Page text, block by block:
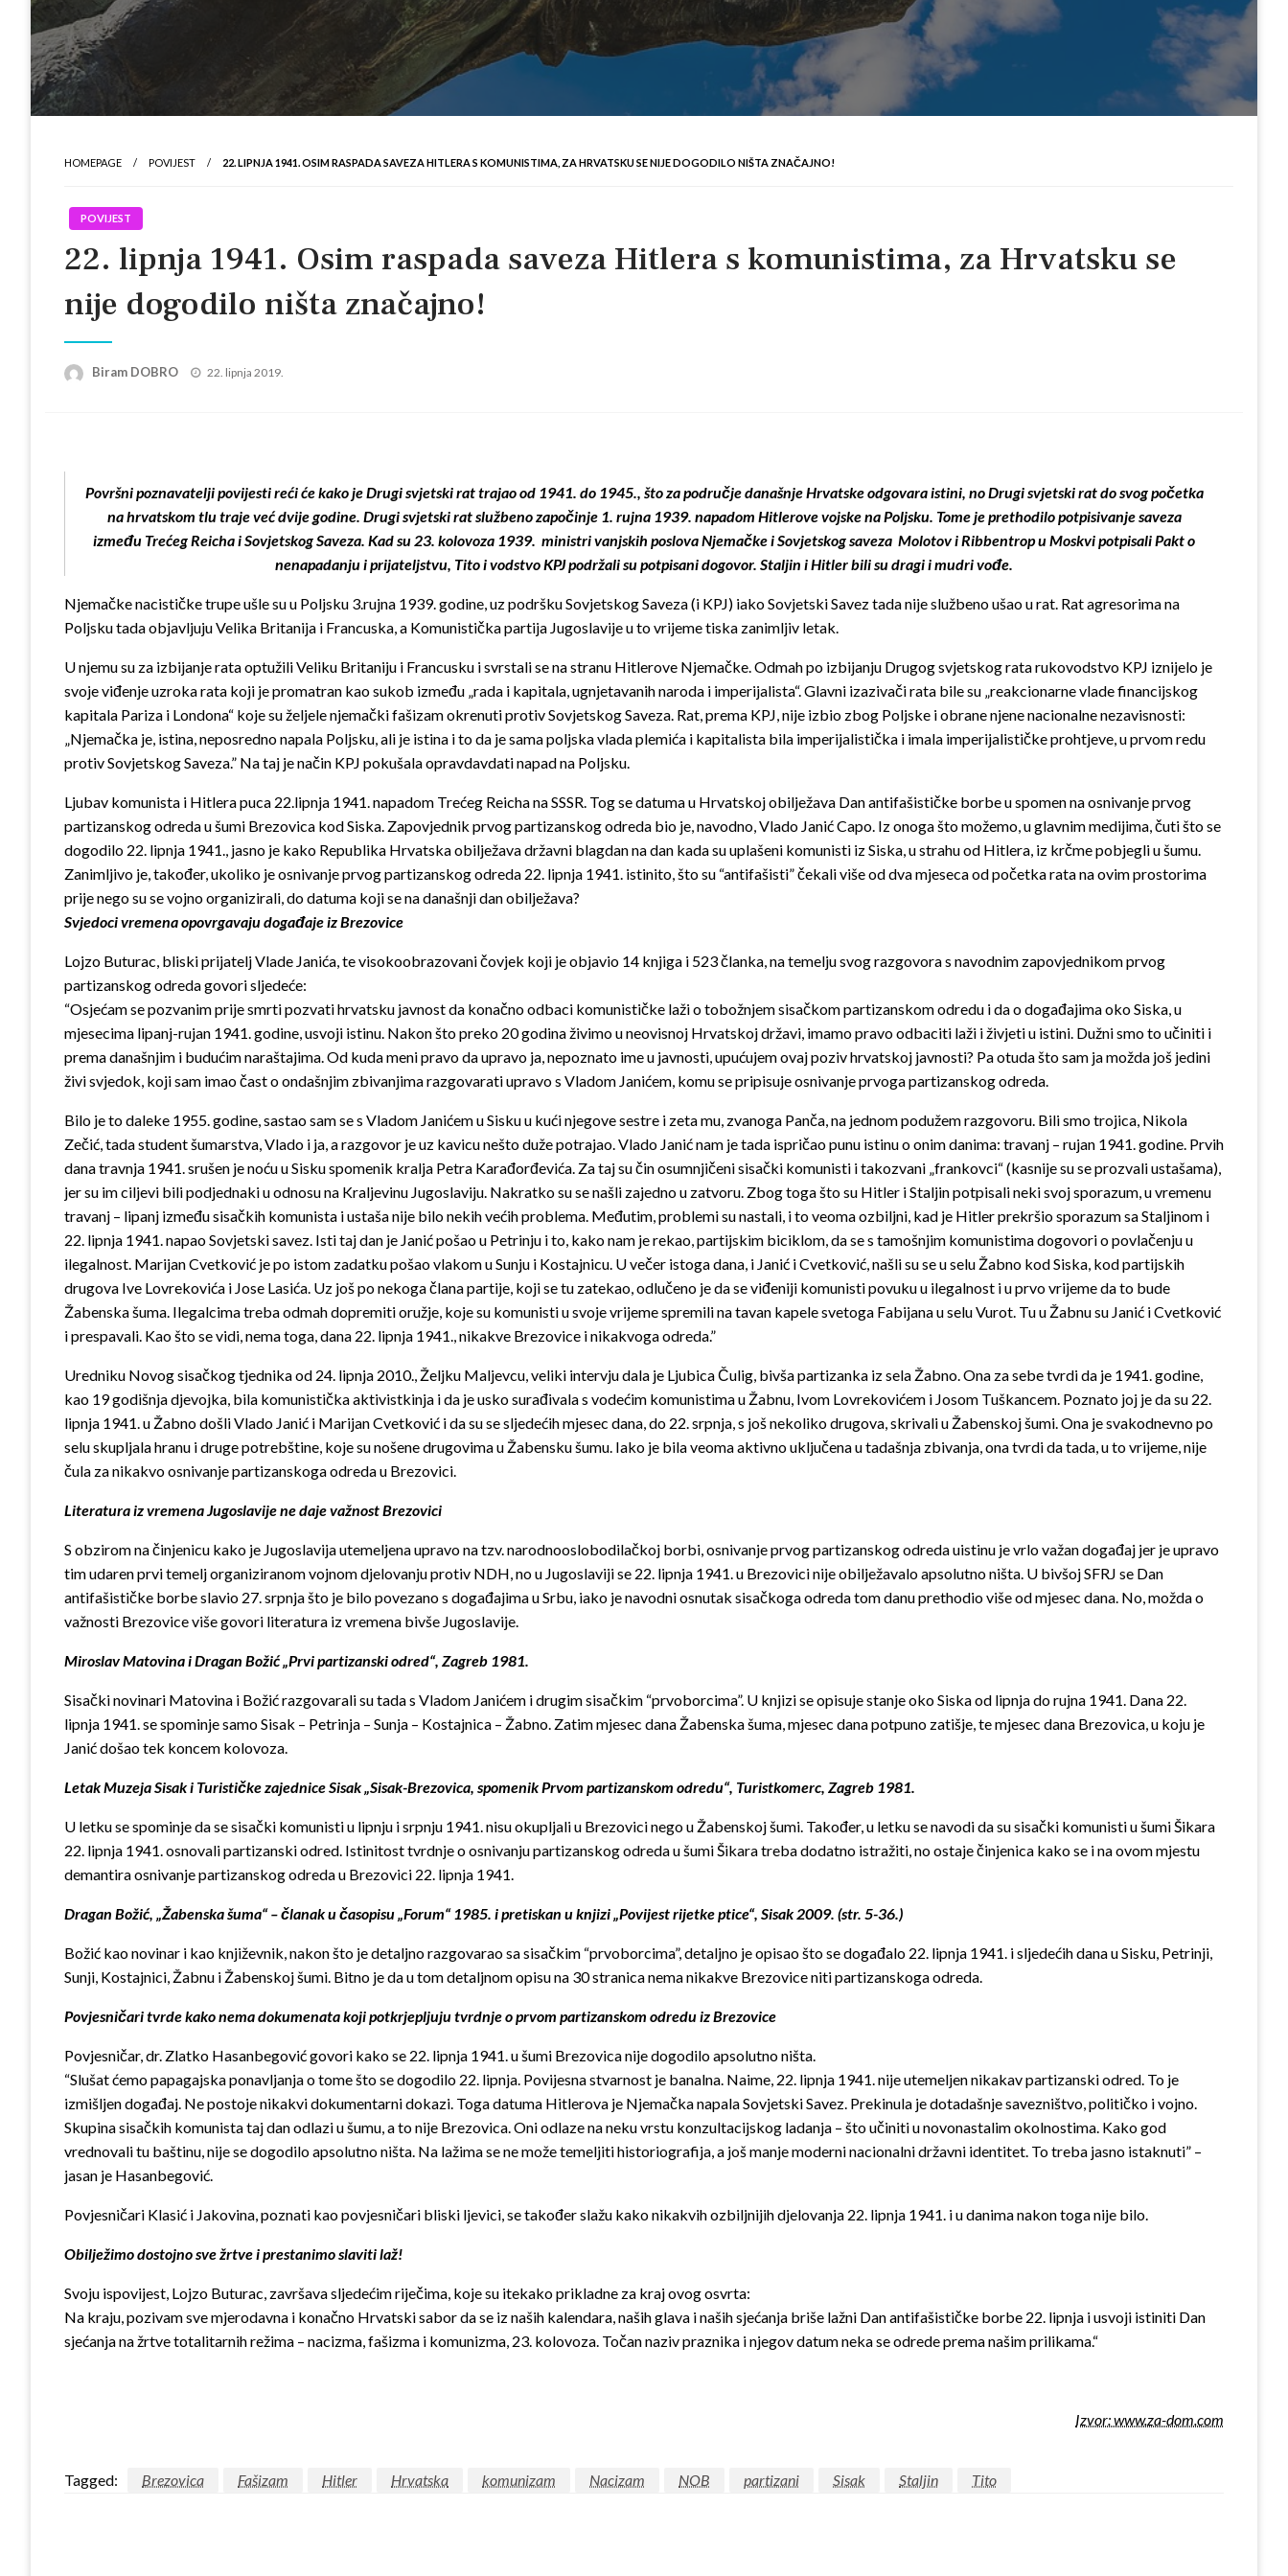
HOMEPAGE POVIJEST 22. LIPNJA 1941. OSIM RASPADA SAVEZA HITLERA S KOMUNISTIMA, ZA HRVATSKU SE NIJE DOGODILO NIŠTA ZNAČAJNO!
POVIJEST
22. lipnja 1941. Osim raspada saveza Hitlera s komunistima, za Hrvatsku se
nije dogodilo ništa značajno!
Biram DOBRO
Posted
22. lipnja 2019.
Površni poznavatelji povijesti reći će kako je Drugi svjetski rat trajao od 1941. do 1945., što za područje današnje Hrvatske odgovara istini, no Drugi svjetski rat do svog početka
na hrvatskom tlu traje već dvije godine. Drugi svjetski rat službeno započinje 1. rujna 1939. napadom Hitlerove vojske na Poljsku. Tome je prethodilo potpisivanje saveza
između Trećeg Reicha i Sovjetskog Saveza. Kad su 23. kolovoza 1939. ministri vanjskih poslova Njemačke i Sovjetskog saveza Molotov i Ribbentrop u Moskvi potpisali Pakt o
nenapadanju i prijateljstvu, Tito i vodstvo KPJ podržali su potpisani dogovor. Staljin i Hitler bili su dragi i mudri vođe.
Njemačke nacističke trupe ušle su u Poljsku 3.rujna 1939. godine, uz podršku Sovjetskog Saveza (i KPJ) iako Sovjetski Savez tada nije službeno ušao u rat. Rat agresorima na
Poljsku tada objavljuju Velika Britanija i Francuska, a Komunistička partija Jugoslavije u to vrijeme tiska zanimljiv letak.
U njemu su za izbijanje rata optužili Veliku Britaniju i Francusku i svrstali se na stranu Hitlerove Njemačke. Odmah po izbijanju Drugog svjetskog rata rukovodstvo KPJ iznijelo je
svoje viđenje uzroka rata koji je promatran kao sukob između „rada i kapitala, ugnjetavanih naroda i imperijalista“. Glavni izazivači rata bile su „reakcionarne vlade financijskog
kapitala Pariza i Londona“ koje su željele njemački fašizam okrenuti protiv Sovjetskog Saveza. Rat, prema KPJ, nije izbio zbog Poljske i obrane njene nacionalne nezavisnosti:
„Njemačka je, istina, neposredno napala Poljsku, ali je istina i to da je sama poljska vlada plemića i kapitalista bila imperijalistička i imala imperijalističke prohtjeve, u prvom redu
protiv Sovjetskog Saveza.” Na taj je način KPJ pokušala opravdavdati napad na Poljsku.
Ljubav komunista i Hitlera puca 22.lipnja 1941. napadom Trećeg Reicha na SSSR. Tog se datuma u Hrvatskoj obilježava Dan antifašističke borbe u spomen na osnivanje prvog
partizanskog odreda u šumi Brezovica kod Siska. Zapovjednik prvog partizanskog odreda bio je, navodno, Vlado Janić Capo. Iz onoga što možemo, u glavnim medijima, čuti što se
dogodilo 22. lipnja 1941., jasno je kako Republika Hrvatska obilježava državni blagdan na dan kada su uplašeni komunisti iz Siska, u strahu od Hitlera, iz krčme pobjegli u šumu.
Zanimljivo je, također, ukoliko je osnivanje prvog partizanskog odreda 22. lipnja 1941. istinito, što su “antifašisti” čekali više od dva mjeseca od početka rata na ovim prostorima
prije nego su se vojno organizirali, do datuma koji se na današnji dan obilježava?
Svjedoci vremena opovrgavaju događaje iz Brezovice
Lojzo Buturac, bliski prijatelj Vlade Janića, te visokoobrazovani čovjek koji je objavio 14 knjiga i 523 članka, na temelju svog razgovora s navodnim zapovjednikom prvog
partizanskog odreda govori sljedeće:
“Osjećam se pozvanim prije smrti pozvati hrvatsku javnost da konačno odbaci komunističke laži o tobožnjem sisačkom partizanskom odredu i da o događajima oko Siska, u
mjesecima lipanj-rujan 1941. godine, usvoji istinu. Nakon što preko 20 godina živimo u neovisnoj Hrvatskoj državi, imamo pravo odbaciti laži i živjeti u istini. Dužni smo to učiniti i
prema današnjim i budućim naraštajima. Od kuda meni pravo da upravo ja, nepoznato ime u javnosti, upućujem ovaj poziv hrvatskoj javnosti? Pa otuda što sam ja možda još jedini
živi svjedok, koji sam imao čast o ondašnjim zbivanjima razgovarati upravo s Vladom Janićem, komu se pripisuje osnivanje prvoga partizanskog odreda.
Bilo je to daleke 1955. godine, sastao sam se s Vladom Janićem u Sisku u kući njegove sestre i zeta mu, zvanoga Panča, na jednom podužem razgovoru. Bili smo trojica, Nikola
Zečić, tada student šumarstva, Vlado i ja, a razgovor je uz kavicu nešto duže potrajao. Vlado Janić nam je tada ispričao punu istinu o onim danima: travanj – rujan 1941. godine. Prvih
dana travnja 1941. srušen je noću u Sisku spomenik kralja Petra Karađorđevića. Za taj su čin osumnjičeni sisački komunisti i takozvani „frankovci“ (kasnije su se prozvali ustašama),
jer su im ciljevi bili podjednaki u odnosu na Kraljevinu Jugoslaviju. Nakratko su se našli zajedno u zatvoru. Zbog toga što su Hitler i Staljin potpisali neki svoj sporazum, u vremenu
travanj – lipanj između sisačkih komunista i ustaša nije bilo nekih većih problema. Međutim, problemi su nastali, i to veoma ozbiljni, kad je Hitler prekršio sporazum sa Staljinom i
22. lipnja 1941. napao Sovjetski savez. Isti taj dan je Janić pošao u Petrinju i to, kako nam je rekao, partijskim biciklom, da se s tamošnjim komunistima dogovori o povlačenju u
ilegalnost. Marijan Cvetković je po istom zadatku pošao vlakom u Sunju i Kostajnicu. U večer istoga dana, i Janić i Cvetković, našli su se u selu Žabno kod Siska, kod partijskih
drugova Ive Lovrekovića i Jose Lasića. Uz još po nekoga člana partije, koji se tu zatekao, odlučeno je da se viđeniji komunisti povuku u ilegalnost i u prvo vrijeme da to bude
Žabenska šuma. Ilegalcima treba odmah dopremiti oružje, koje su komunisti u svoje vrijeme spremili na tavan kapele svetoga Fabijana u selu Vurot. Tu u Žabnu su Janić i Cvetković
i prespavali. Kao što se vidi, nema toga, dana 22. lipnja 1941., nikakve Brezovice i nikakvoga odreda.”
Uredniku Novog sisačkog tjednika od 24. lipnja 2010., Željku Maljevcu, veliki intervju dala je Ljubica Čulig, bivša partizanka iz sela Žabno. Ona za sebe tvrdi da je 1941. godine,
kao 19 godišnja djevojka, bila komunistička aktivistkinja i da je usko surađivala s vodećim komunistima u Žabnu, Ivom Lovrekovićem i Josom Tuškancem. Poznato joj je da su 22.
lipnja 1941. u Žabno došli Vlado Janić i Marijan Cvetković i da su se sljedećih mjesec dana, do 22. srpnja, s još nekoliko drugova, skrivali u Žabenskoj šumi. Ona je svakodnevno po
selu skupljala hranu i druge potrebštine, koje su nošene drugovima u Žabensku šumu. Iako je bila veoma aktivno uključena u tadašnja zbivanja, ona tvrdi da tada, u to vrijeme, nije
čula za nikakvo osnivanje partizanskoga odreda u Brezovici.
Literatura iz vremena Jugoslavije ne daje važnost Brezovici
S obzirom na činjenicu kako je Jugoslavija utemeljena upravo na tzv. narodnooslobodilačkoj borbi, osnivanje prvog partizanskog odreda uistinu je vrlo važan događaj jer je upravo
tim udaren prvi temelj organiziranom vojnom djelovanju protiv NDH, no u Jugoslaviji se 22. lipnja 1941. u Brezovici nije obilježavalo apsolutno ništa. U bivšoj SFRJ se Dan
antifašističke borbe slavio 27. srpnja što je bilo povezano s događajima u Srbu, iako je navodni osnutak sisačkoga odreda tom danu prethodio više od mjesec dana. No, možda o
važnosti Brezovice više govori literatura iz vremena bivše Jugoslavije.
Miroslav Matovina i Dragan Božić „Prvi partizanski odred“, Zagreb 1981.
Sisački novinari Matovina i Božić razgovarali su tada s Vladom Janićem i drugim sisačkim “prvoborcima”. U knjizi se opisuje stanje oko Siska od lipnja do rujna 1941. Dana 22.
lipnja 1941. se spominje samo Sisak – Petrinja – Sunja – Kostajnica – Žabno. Zatim mjesec dana Žabenska šuma, mjesec dana potpuno zatišje, te mjesec dana Brezovica, u koju je
Janić došao tek koncem kolovoza.
Letak Muzeja Sisak i Turističke zajednice Sisak „Sisak-Brezovica, spomenik Prvom partizanskom odredu“, Turistkomerc, Zagreb 1981.
U letku se spominje da se sisački komunisti u lipnju i srpnju 1941. nisu okupljali u Brezovici nego u Žabenskoj šumi. Također, u letku se navodi da su sisački komunisti u šumi Šikara
22. lipnja 1941. osnovali partizanski odred. Istinitost tvrdnje o osnivanju partizanskog odreda u šumi Šikara treba dodatno istražiti, no ostaje činjenica kako se i na ovom mjestu
demantira osnivanje partizanskog odreda u Brezovici 22. lipnja 1941.
Dragan Božić, „Žabenska šuma“ – članak u časopisu „Forum“ 1985. i pretiskan u knjizi „Povijest rijetke ptice“, Sisak 2009. (str. 5-36.)
Božić kao novinar i kao književnik, nakon što je detaljno razgovarao sa sisačkim “prvoborcima”, detaljno je opisao što se događalo 22. lipnja 1941. i sljedećih dana u Sisku, Petrinji,
Sunji, Kostajnici, Žabnu i Žabenskoj šumi. Bitno je da u tom detaljnom opisu na 30 stranica nema nikakve Brezovice niti partizanskoga odreda.
Povjesničari tvrde kako nema dokumenata koji potkrjepljuju tvrdnje o prvom partizanskom odredu iz Brezovice
Povjesničar, dr. Zlatko Hasanbegović govori kako se 22. lipnja 1941. u šumi Brezovica nije dogodilo apsolutno ništa.
“Slušat ćemo papagajska ponavljanja o tome što se dogodilo 22. lipnja. Povijesna stvarnost je banalna. Naime, 22. lipnja 1941. nije utemeljen nikakav partizanski odred. To je
izmišljen događaj. Ne postoje nikakvi dokumentarni dokazi. Toga datuma Hitlerova je Njemačka napala Sovjetski Savez. Prekinula je dotadašnje savezništvo, političko i vojno.
Skupina sisačkih komunista taj dan odlazi u šumu, a to nije Brezovica. Oni odlaze na neku vrstu konzultacijskog ladanja – što učiniti u novonastalim okolnostima. Kako god
vrednovali tu baštinu, nije se dogodilo apsolutno ništa. Na lažima se ne može temeljiti historiografija, a još manje moderni nacionalni državni identitet. To treba jasno istaknuti” –
jasan je Hasanbegović.
Povjesničari Klasić i Jakovina, poznati kao povjesničari bliski ljevici, se također slažu kako nikakvih ozbiljnijih djelovanja 22. lipnja 1941. i u danima nakon toga nije bilo.
Obilježimo dostojno sve žrtve i prestanimo slaviti laž!
Svoju ispovijest, Lojzo Buturac, završava sljedećim riječima, koje su itekako prikladne za kraj ovog osvrta:
Na kraju, pozivam sve mjerodavna i konačno Hrvatski sabor da se iz naših kalendara, naših glava i naših sjećanja briše lažni Dan antifašističke borbe 22. lipnja i usvoji istiniti Dan
sjećanja na žrtve totalitarnih režima – nacizma, fašizma i komunizma, 23. kolovoza. Točan naziv praznika i njegov datum neka se odrede prema našim prilikama.“
Izvor: www.za-dom.com
Tagged: Brezovica Fašizam Hitler Hrvatska komunizam Nacizam NOB partizani Sisak Staljin Tito